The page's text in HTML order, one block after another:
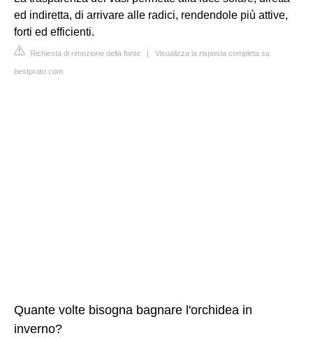
ed indiretta, di arrivare alle radici, rendendole più attive,
forti ed efficienti.
Richiesta di rimozione della fonte | Visualizza la risposta completa su
bestprato.com
Quante volte bisogna bagnare l'orchidea in
inverno?